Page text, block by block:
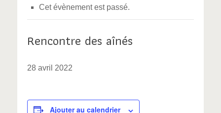
Cet évènement est passé.
Rencontre des aînés
28 avril 2022
Ajouter au calendrier